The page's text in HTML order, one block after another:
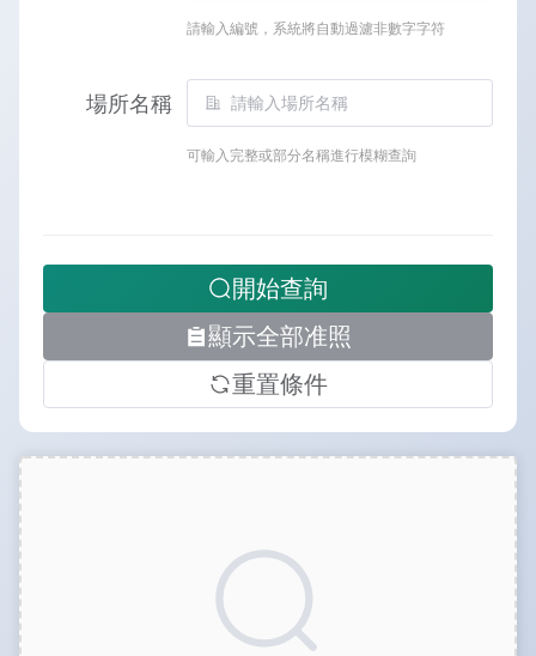
請輸入編號，系統將自動過濾非數字字符
場所名稱
可輸入完整或部分名稱進行模糊查詢
開始查詢
顯示全部准照
重置條件